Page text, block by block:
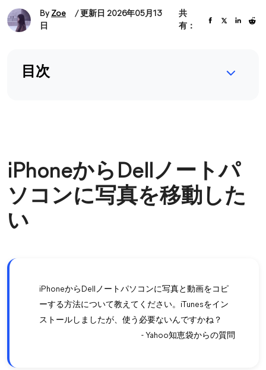
By Zoe
/ 更新日 2026年05月13
日
共
有：
目次
iPhoneからDellノートパ
ソコンに写真を移動した
い
iPhoneからDellノートパソコンに写真と動画をコピ
ーする方法について教えてください。iTunesをイン
ストールしましたが、使う必要ないんですかね？
- Yahoo知恵袋からの質問